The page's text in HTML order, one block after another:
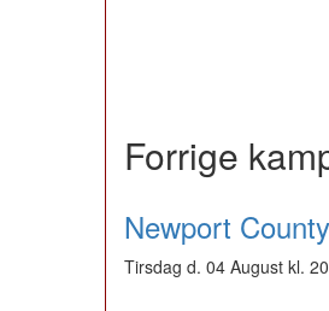
Forrige
Newport
Tirsdag d. 04 August kl.